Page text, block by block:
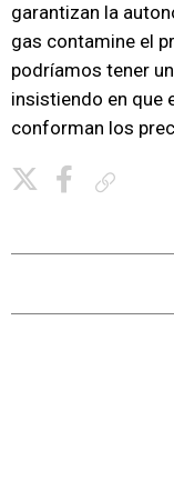
garantizan la
gas contamine el
podríamos tener
insistiendo en que
conforman los